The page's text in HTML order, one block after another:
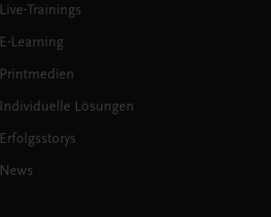
Live-Trainings
E-Learning
Printmedien
Individuelle Lösungen
Erfolgsstorys
News